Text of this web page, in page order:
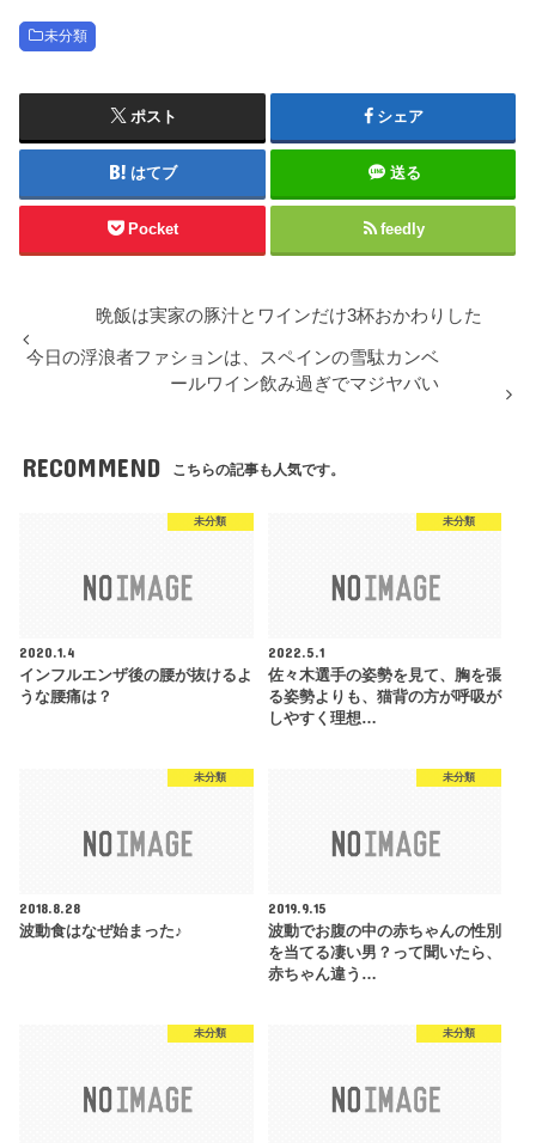
未分類
ポスト シェア
はてブ 送る
Pocket feedly
晩飯は実家の豚汁とワインだけ3杯おかわりした
今日の浮浪者ファションは、スペインの雪駄カンベ
ールワイン飲み過ぎでマジヤバい
RECOMMEND こちらの記事も人気です。
未分類
2020.1.4
インフルエンザ後の腰が抜けるよ
うな腰痛は？
未分類
2022.5.1
佐々木選手の姿勢を見て、胸を張
る姿勢よりも、猫背の方が呼吸が
しやすく理想…
未分類
2018.8.28
波動食はなぜ始まった♪
未分類
2019.9.15
波動でお腹の中の赤ちゃんの性別
を当てる凄い男？って聞いたら、
赤ちゃん違う…
未分類 未分類